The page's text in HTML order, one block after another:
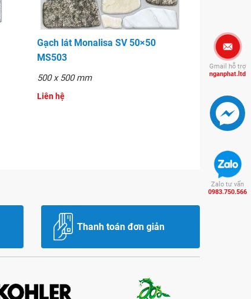
Gạch lát Monalisa SV 50×50
MS503
500 x 500 mm
Liên hệ
Thanh toán đơn giản
Gmail hỗ trợ
nganphat.ltd
Zalo tư vấn
0983.750.566